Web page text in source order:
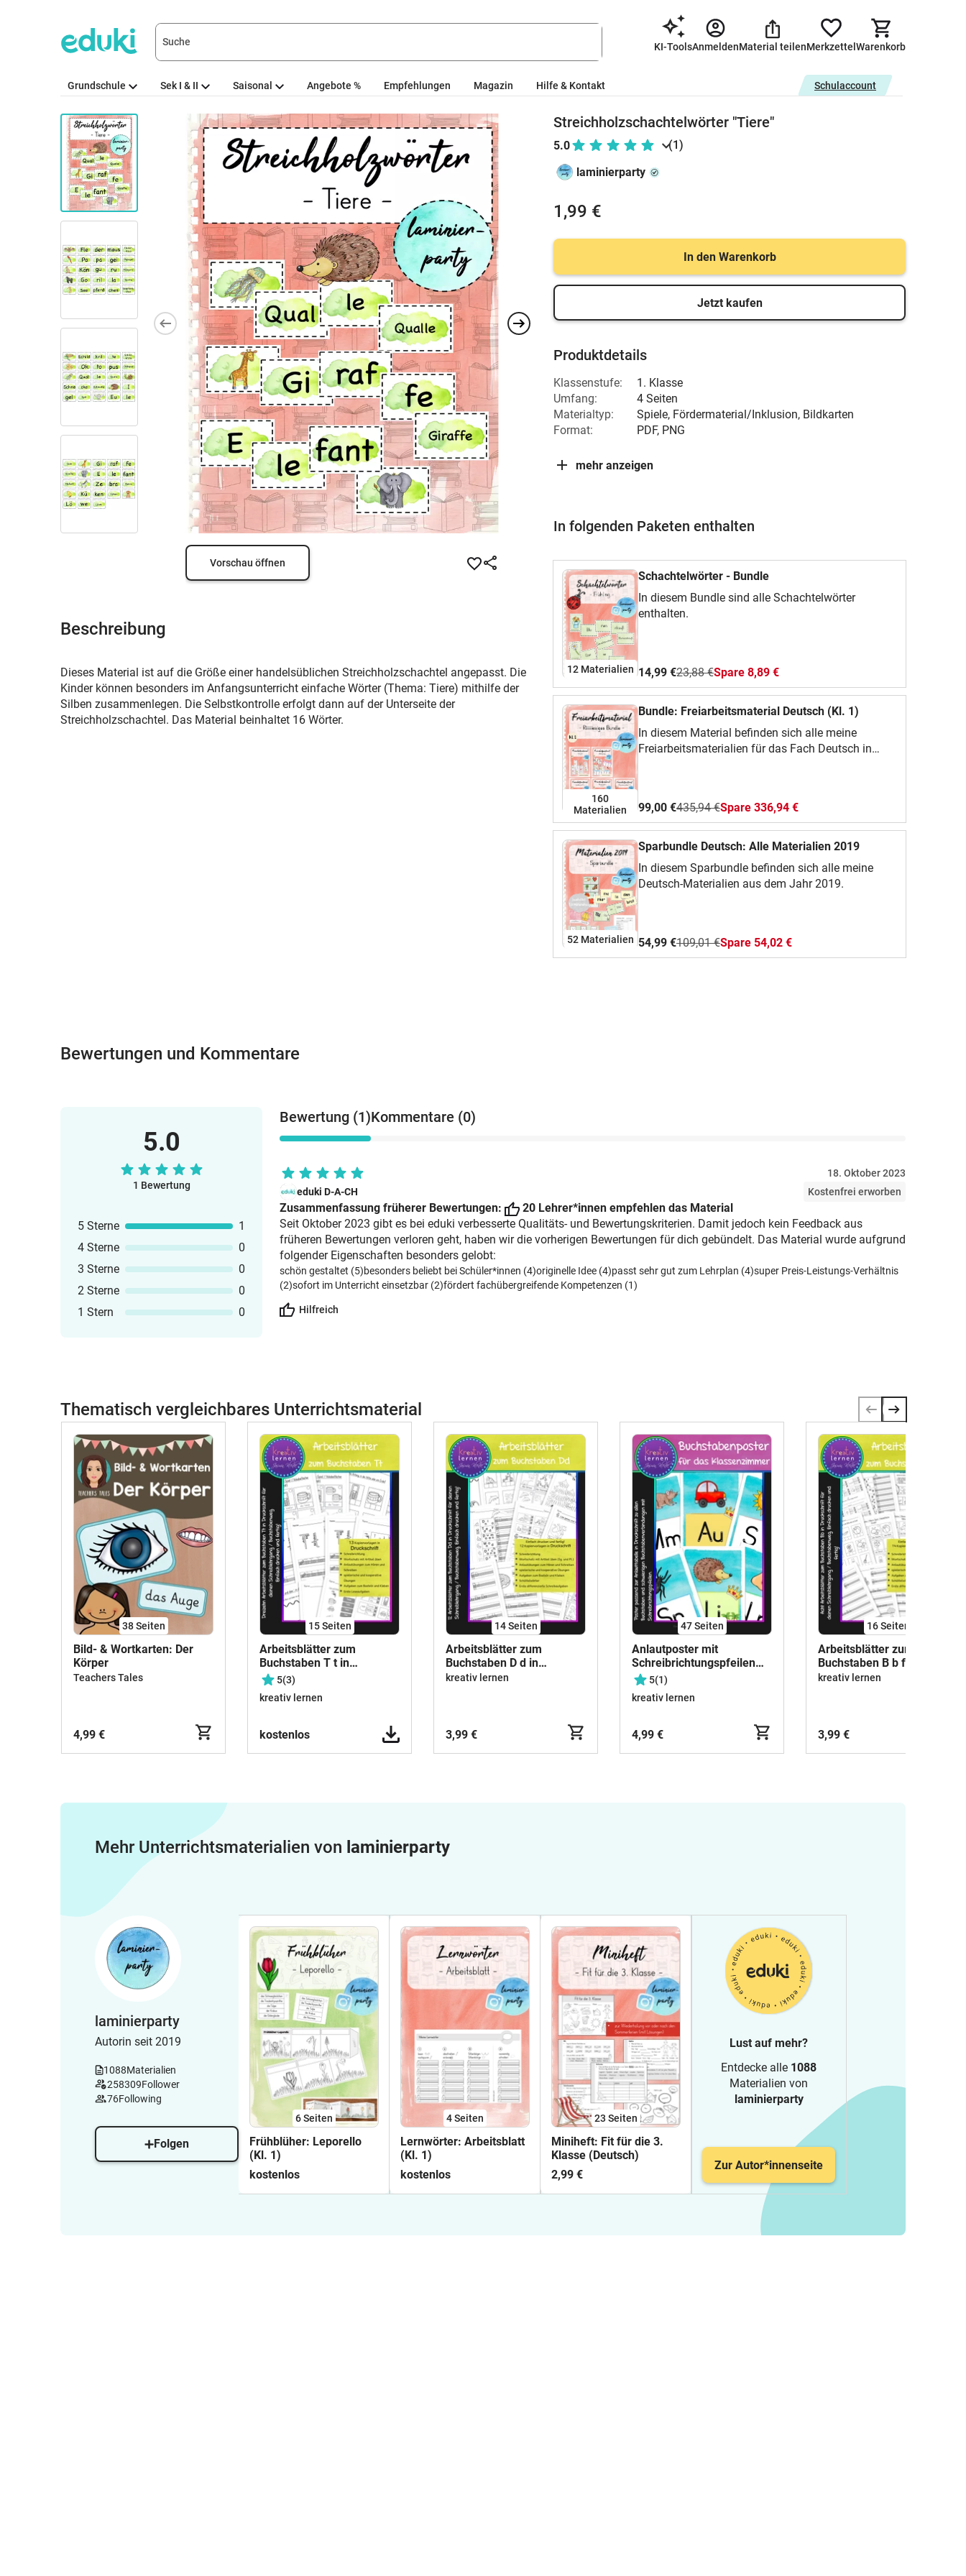
KI-ToolsAnmeldenMaterial teilenMerkzettel Warenkorb
Grundschule Sek I & II Saisonal Angebote % Empfehlungen Magazin Hilfe & Kontakt Schulaccount
Vorschau öffnen
Beschreibung
Dieses Material ist auf die Größe einer handelsüblichen Streichholzschachtel angepasst. Die
Kinder können besonders im Anfangsunterricht einfache Wörter (Thema: Tiere) mithilfe der
Silben zusammenlegen. Die Selbstkontrolle erfolgt dann auf der Unterseite der
Streichholzschachtel. Das Material beinhaltet 16 Wörter.
Streichholzschachtelwörter "Tiere"
5.0
(1)
laminierparty
1,99 €
In den Warenkorb
Jetzt kaufen
Produktdetails
Klassenstufe:
1. Klasse
Umfang:
4 Seiten
Materialtyp:
Spiele, Fördermaterial/Inklusion, Bildkarten
Format:
PDF, PNG
mehr anzeigen
In folgenden Paketen enthalten
12 Materialien
Schachtelwörter - Bundle
In diesem Bundle sind alle Schachtelwörter
enthalten.
14,99 €23,88 €Spare 8,89 €
160
Materialien
Bundle: Freiarbeitsmaterial Deutsch (Kl. 1)
In diesem Material befinden sich alle meine
Freiarbeitsmaterialien für das Fach Deutsch in
99,00 €435,94 €Spare 336,94 €
52 Materialien
Sparbundle Deutsch: Alle Materialien 2019
In diesem Sparbundle befinden sich alle meine
Deutsch-Materialien aus dem Jahr 2019.
54,99 €109,01 €Spare 54,02 €
Bewertungen und Kommentare
5.0
1 Bewertung
5 Sterne
1
4 Sterne
0
3 Sterne
0
2 Sterne
0
1 Stern
0
Bewertung (1)Kommentare (0)
18. Oktober 2023
eduki D-A-CH
Kostenfrei erworben
Zusammenfassung früherer Bewertungen:
20 Lehrer*innen empfehlen das Material
Seit Oktober 2023 gibt es bei eduki verbesserte Qualitäts- und Bewertungskriterien. Damit jedoch kein Feedback aus
früheren Bewertungen verloren geht, haben wir die vorherigen Bewertungen für dich gebündelt. Das Material wurde aufgrund
folgender Eigenschaften besonders gelobt:
schön gestaltet (5)besonders beliebt bei Schüler*innen (4)originelle Idee (4)passt sehr gut zum Lehrplan (4)super Preis-Leistungs-Verhältnis
(2)sofort im Unterricht einsetzbar (2)fördert fachübergreifende Kompetenzen (1)
Hilfreich
Thematisch vergleichbares Unterrichtsmaterial
38Seiten
Bild- & Wortkarten: Der
Körper
Teachers Tales
4,99 €
15Seiten
Arbeitsblätter zum
Buchstaben T t in
Druckschrift für den
Schreiblehrgang
5(3)
kreativ lernen
kostenlos
14Seiten
Arbeitsblätter zum
Buchstaben D d in
Druckschrift für den
kreativ lernen
3,99 €
47Seiten
Anlautposter mit
Schreibrichtungspfeilen
für die Anlauttabelle in
Druckschrift jetzt mit
Anlaut Lied!
5(1)
kreativ lernen
4,99 €
16Seiten
Arbeitsblätter zum
Buchstaben B b für den
Schreiblehrgang in
kreativ lernen
3,99 €
Mehr Unterrichtsmaterialien von laminierparty
laminierparty
Autorin seit 2019
1088Materialien
258309Follower
76Following
Folgen
6Seiten
Frühblüher: Leporello
(Kl. 1)
kostenlos
4Seiten
Lernwörter: Arbeitsblatt
(Kl. 1)
kostenlos
23 Seiten
Miniheft: Fit für die 3.
Klasse (Deutsch)
2,99 €
Lust auf mehr?
Entdecke alle 1088
Materialien von
laminierparty
Zur Autor*innenseite